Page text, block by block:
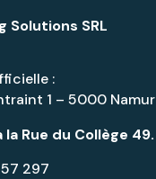
Solutions SRL
:
1 – 5000 Namur
la Rue du Collège 49.
297